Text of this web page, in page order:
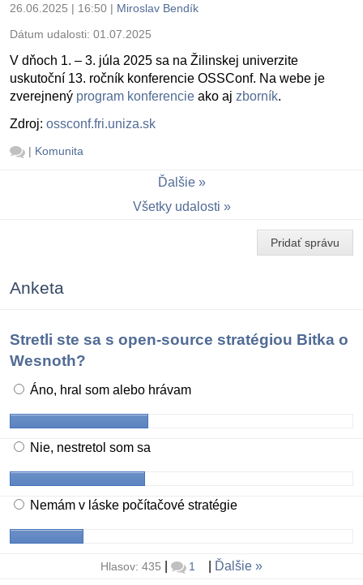
26.06.2025 | 16:50 | Miroslav Bendík
Dátum udalosti: 01.07.2025
V dňoch 1. – 3. júla 2025 sa na Žilinskej univerzite
uskutoční 13. ročník konferencie OSSConf. Na webe je
zverejnený program konferencie ako aj zborník.
Zdroj: ossconf.fri.uniza.sk
| Komunita
Ďalšie
Všetky udalosti
Pridať správu
Anketa
Stretli ste sa s open-source stratégiou Bitka o
Wesnoth?
Áno, hral som alebo hrávam
Nie, nestretol som sa
Nemám v láske počítačové stratégie
Hlasov: 435 1 Ďalšie